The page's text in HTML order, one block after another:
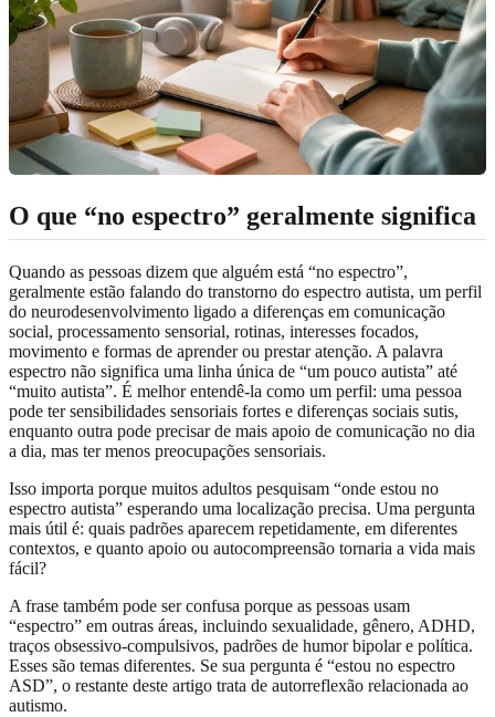
O que “no espectro” geralmente significa
Quando as pessoas dizem que alguém está “no espectro”,
geralmente estão falando do transtorno do espectro autista, um perfil
do neurodesenvolvimento ligado a diferenças em comunicação
social, processamento sensorial, rotinas, interesses focados,
movimento e formas de aprender ou prestar atenção. A palavra
espectro não significa uma linha única de “um pouco autista” até
“muito autista”. É melhor entendê-la como um perfil: uma pessoa
pode ter sensibilidades sensoriais fortes e diferenças sociais sutis,
enquanto outra pode precisar de mais apoio de comunicação no dia
a dia, mas ter menos preocupações sensoriais.
Isso importa porque muitos adultos pesquisam “onde estou no
espectro autista” esperando uma localização precisa. Uma pergunta
mais útil é: quais padrões aparecem repetidamente, em diferentes
contextos, e quanto apoio ou autocompreensão tornaria a vida mais
fácil?
A frase também pode ser confusa porque as pessoas usam
“espectro” em outras áreas, incluindo sexualidade, gênero, ADHD,
traços obsessivo-compulsivos, padrões de humor bipolar e política.
Esses são temas diferentes. Se sua pergunta é “estou no espectro
ASD”, o restante deste artigo trata de autorreflexão relacionada ao
autismo.